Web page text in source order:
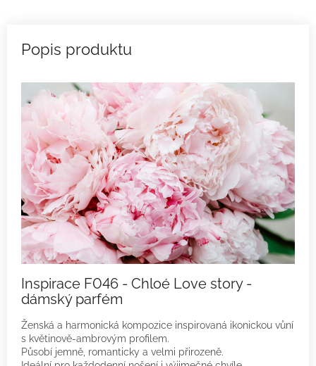
Inspirace F046 - Chloé Love story -
dámský parfém
Ženská a harmonická kompozice inspirovaná ikonickou vůní
s květinově-ambrovým profilem.
Působí jemně, romanticky a velmi přirozeně.